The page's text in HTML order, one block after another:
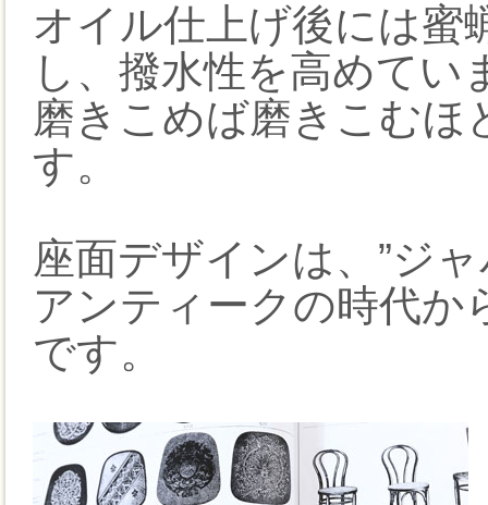
オイル仕上げ後には蜜
し、撥水性を高めてい
磨きこめば磨きこむほ
す。
座面デザインは、”ジ
アンティークの時代か
です。